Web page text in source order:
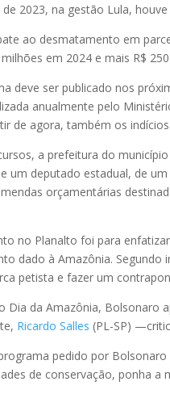
2023, na gestão Lula, houve
ao desmatamento em
em 2024 e mais R$
deve ser publicado nos
anualmente pelo
de agora, também os
a prefeitura do
um deputado estadual, de
orçamentárias
no Planalto foi para
dado à Amazônia.
petista e fazer um
Dia da Amazônia, Bolsonaro
Ricardo Salles (PL-SP)
pedido por Bolsonaro
de conservação, ponha